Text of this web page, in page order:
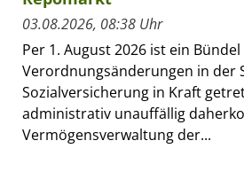
03.08.2026, 08:38 Uhr
Per 1. August 2026 ist ein
Verordnungsänderungen in der
Sozialversicherung in Kraft
administrativ unauffällig
Vermögensverwaltung der...